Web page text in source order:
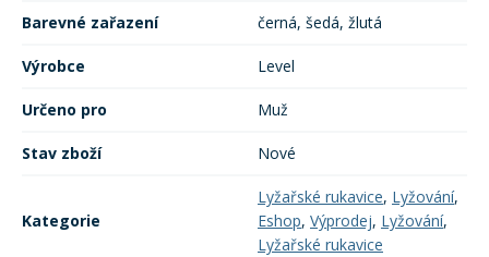
Barevné zařazení černá, šedá, žlutá
Výrobce Level
Určeno pro Muž
Stav zboží Nové
Kategorie
Lyžařské rukavice, Lyžování,
Eshop, Výprodej, Lyžování,
Lyžařské rukavice